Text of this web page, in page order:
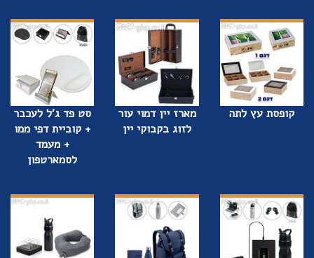
קופסת עץ לתה
מארז יין דמוי עור
לזוג בקבוקי יין
סט פד ג'ל לעכבר
+ קוביית דפי ממו
+ מעמד
לסמארטפון